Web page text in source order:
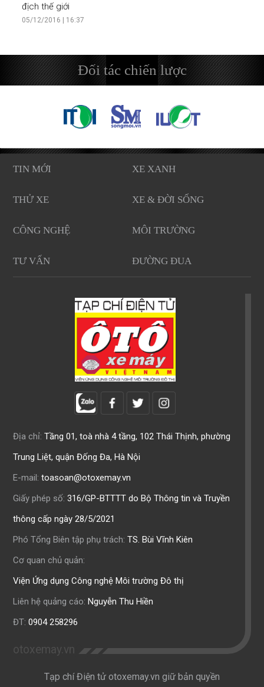
địch thế giới
05/12/2016 | 16:37
Đối tác chiến lược
TIN MỚI XE XANH
THỬ XE XE & ĐỜI SỐNG
CÔNG NGHỆ MÔI TRƯỜNG
TƯ VẤN ĐƯỜNG ĐUA
Địa chỉ: Tầng 01, toà nhà 4 tầng, 102 Thái Thịnh, phường
Trung Liệt, quận Đống Đa, Hà Nội
E-mail: toasoan@otoxemay.vn
Giấy phép số: 316/GP-BTTTT do Bộ Thông tin và Truyền
thông cấp ngày 28/5/2021
Phó Tổng Biên tập phụ trách: TS. Bùi Vĩnh Kiên
Cơ quan chủ quản:
Viện Ứng dụng Công nghệ Môi trường Đô thị
Liên hệ quảng cáo: Nguyễn Thu Hiền
ĐT: 0904 258296
otoxemay.vn
Tạp chí Điện tử otoxemay.vn giữ bản quyền